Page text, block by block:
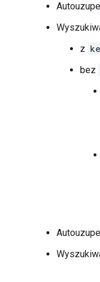
z
bez